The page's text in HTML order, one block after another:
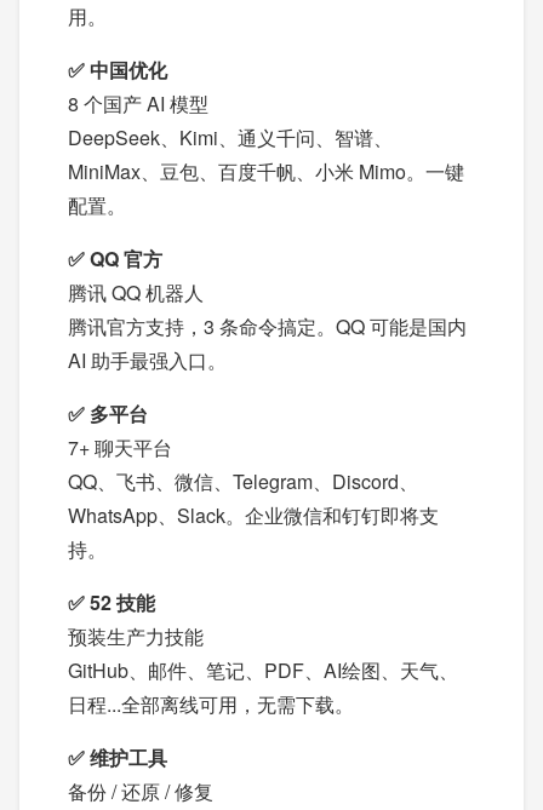
用。
✅ 中国优化
8 个国产 AI 模型
DeepSeek、Kimi、通义千问、智谱、
MiniMax、豆包、百度千帆、小米 Mimo。一键
配置。
✅ QQ 官方
腾讯 QQ 机器人
腾讯官方支持，3 条命令搞定。QQ 可能是国内
AI 助手最强入口。
✅ 多平台
7+ 聊天平台
QQ、飞书、微信、Telegram、Discord、
WhatsApp、Slack。企业微信和钉钉即将支
持。
✅ 52 技能
预装生产力技能
GitHub、邮件、笔记、PDF、AI绘图、天气、
日程...全部离线可用，无需下载。
✅ 维护工具
备份 / 还原 / 修复